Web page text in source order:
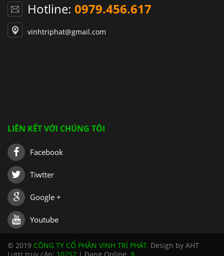
Hotline: 0979.456.617
vinhtriphat@gmail.com
LIÊN KẾT VỚI CHÚNG TÔI
Facebook
Tiwtter
Google +
Youtube
© 2019 CÔNG TY CỔ PHẦN VINH TRÍ PHÁT. Design by AHT